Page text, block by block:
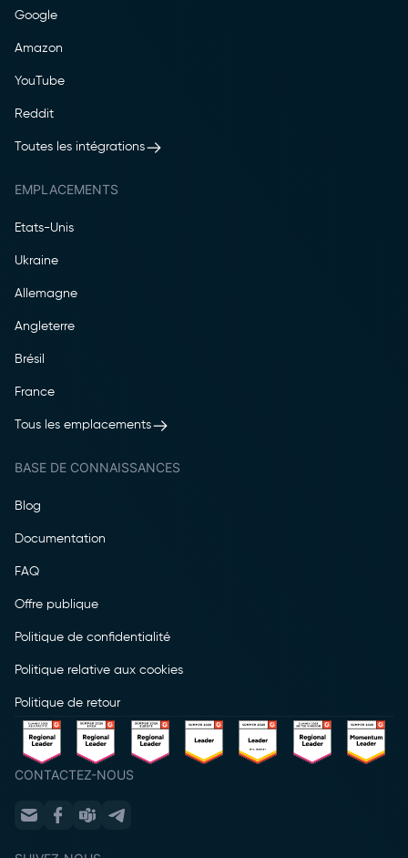
Google
Amazon
YouTube
Reddit
Toutes les intégrations
EMPLACEMENTS
Etats-Unis
Ukraine
Allemagne
Angleterre
Brésil
France
Tous les emplacements
BASE DE CONNAISSANCES
Blog
Documentation
FAQ
Offre publique
Politique de confidentialité
Politique relative aux cookies
Politique de retour
CONTACTEZ-NOUS